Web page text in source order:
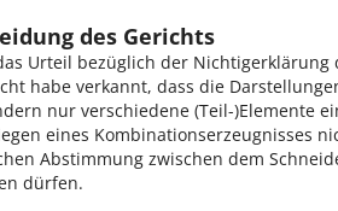
des Gerichts
Urteil bezüglich der Nichtigerklärung
habe verkannt, dass die
nur verschiedene (Teil-)Elemente
eines Kombinationserzeugnisses
Abstimmung zwischen dem
dürfen.